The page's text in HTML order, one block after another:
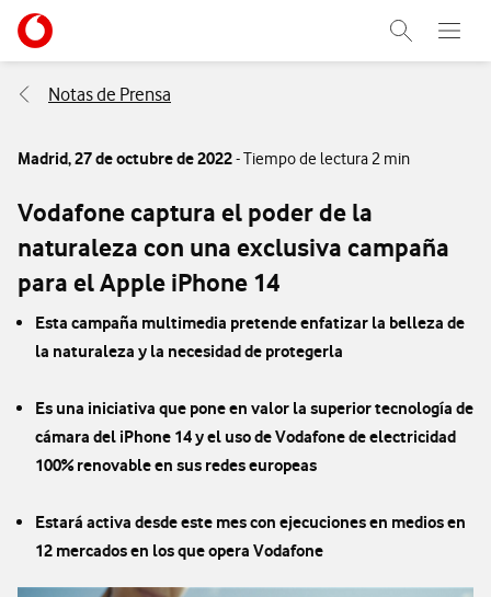
Ir a la pagina principal de vodafone.es
Abrir
Menu
Abre
Notas de Prensa
Madrid,27 de octubre de 2022- Tiempo de lectura 2 min
Vodafone captura el poder de la
naturaleza con una exclusiva campaña
para el Apple iPhone 14
Esta campaña multimedia pretende enfatizar la belleza de
la naturaleza y la necesidad de protegerla
Es una iniciativa que pone en valor la superior tecnología de
cámara del iPhone 14 y el uso de Vodafone de electricidad
100% renovable en sus redes europeas
Estará activa desde este mes con ejecuciones en medios en
12 mercados en los que opera Vodafone